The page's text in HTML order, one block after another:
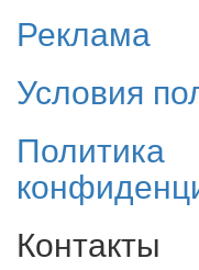
Реклама
Условия
Политика
Контакты